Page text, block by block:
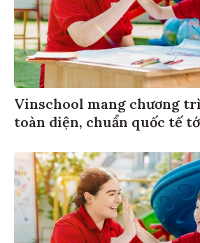
Vinschool mang chương
toàn diện, chuẩn quốc tế